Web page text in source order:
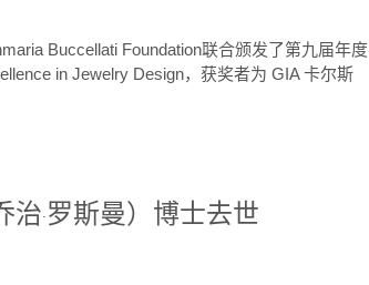
Buccellati Foundation联合颁发了第九届年度
in Jewelry Design，获奖者为 GIA 卡尔斯
治·罗斯曼）博士去世